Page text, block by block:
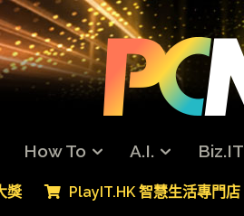
How To A.I. Biz.IT
獎 PlayIT.HK 智慧生活專門店